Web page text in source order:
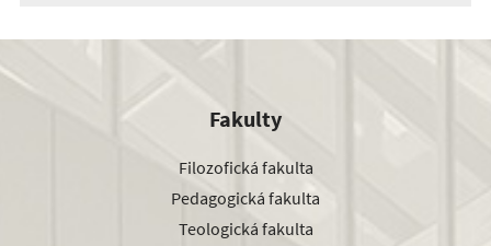
Fakulty
Filozofická fakulta
Pedagogická fakulta
Teologická fakulta